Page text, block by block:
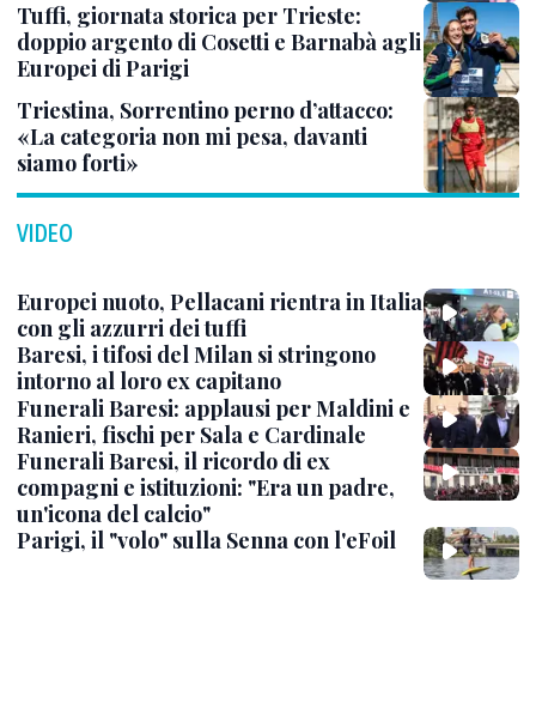
Tuffi, giornata storica per Trieste:
doppio argento di Cosetti e Barnabà agli
Europei di Parigi
Triestina, Sorrentino perno d’attacco:
«La categoria non mi pesa, davanti
siamo forti»
VIDEO
Europei nuoto, Pellacani rientra in Italia
con gli azzurri dei tuffi
Baresi, i tifosi del Milan si stringono
intorno al loro ex capitano
Funerali Baresi: applausi per Maldini e
Ranieri, fischi per Sala e Cardinale
Funerali Baresi, il ricordo di ex
compagni e istituzioni: "Era un padre,
un'icona del calcio"
Parigi, il "volo" sulla Senna con l'eFoil